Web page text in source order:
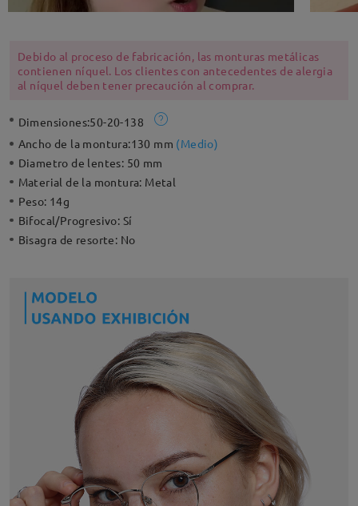
Debido al proceso de fabricación, las monturas metálicas
contienen níquel. Los clientes con antecedentes de alergia
al níquel deben tener precaución al comprar.
Dimensiones:50-20-138
Ancho de la montura:130 mm (Medio)
Diametro de lentes: 50 mm
Material de la montura: Metal
Peso: 14g
Bifocal/Progresivo: Sí
Bisagra de resorte: No